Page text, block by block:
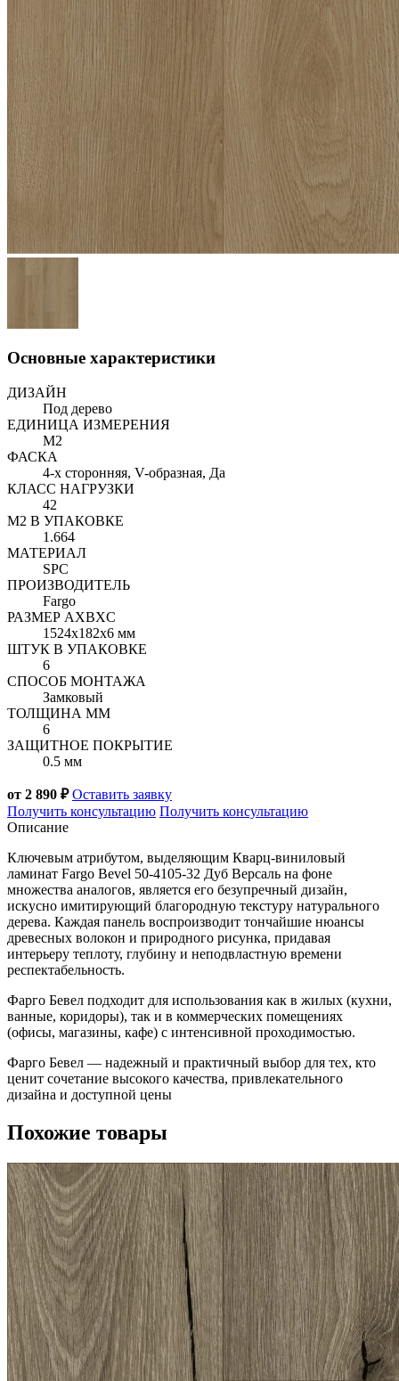
Основные характеристики
ДИЗАЙН
Под дерево
ЕДИНИЦА ИЗМЕРЕНИЯ
М2
ФАСКА
4-х сторонняя, V-образная, Да
КЛАСС НАГРУЗКИ
42
М2 В УПАКОВКЕ
1.664
МАТЕРИАЛ
SPC
ПРОИЗВОДИТЕЛЬ
Fargo
РАЗМЕР AXBXC
1524x182x6 мм
ШТУК В УПАКОВКЕ
6
СПОСОБ МОНТАЖА
Замковый
ТОЛЩИНА ММ
6
ЗАЩИТНОЕ ПОКРЫТИЕ
0.5 мм
от 2 890 ₽Оставить заявку
Получить консультацию Получить консультацию
Описание
Ключевым атрибутом, выделяющим Кварц-виниловый
ламинат Fargo Bevel 50-4105-32 Дуб Версаль на фоне
множества аналогов, является его безупречный дизайн,
искусно имитирующий благородную текстуру натурального
дерева. Каждая панель воспроизводит тончайшие нюансы
древесных волокон и природного рисунка, придавая
интерьеру теплоту, глубину и неподвластную времени
респектабельность.
Фарго Бевел подходит для использования как в жилых (кухни,
ванные, коридоры), так и в коммерческих помещениях
(офисы, магазины, кафе) с интенсивной проходимостью.
Фарго Бевел — надежный и практичный выбор для тех, кто
ценит сочетание высокого качества, привлекательного
дизайна и доступной цены
Похожие товары